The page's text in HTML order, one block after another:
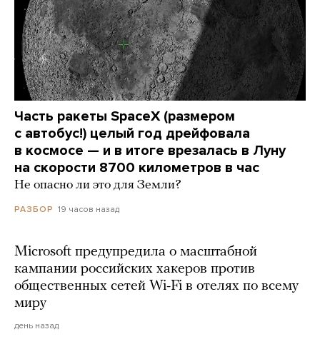
Часть ракеты SpaceX (размером
с автобус!) целый год дрейфовала
в космосе — и в итоге врезалась в Луну
на скорости 8700 километров в час
Не опасно ли это для Земли?
РАЗБОР 19 часов назад
Microsoft предупредила о масштабной
кампании российских хакеров против
общественных сетей Wi-Fi в отелях по всему
миру
день назад